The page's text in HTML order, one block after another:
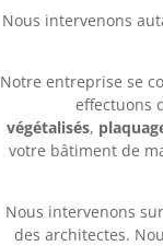
Nous intervenons
Notre entreprise se
effectuons
végétalisés,
votre bâtiment de
Nous intervenons
des architectes.